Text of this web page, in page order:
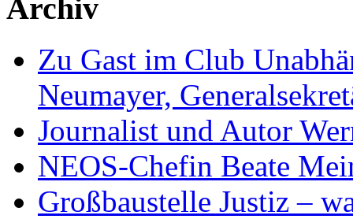
Archiv
Zu Gast im Club
Neumayer,
Journalist und Autor
NEOS-Chefin Beate
Großbaustelle Justiz –